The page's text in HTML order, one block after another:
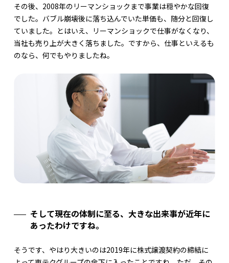
その後、2008年のリーマンショックまで事業は穏やかな回復
でした。バブル崩壊後に落ち込んでいた単価も、随分と回復し
ていました。とはいえ、リーマンショックで仕事がなくなり、
当社も売り上が大きく落ちました。ですから、仕事といえるも
のなら、何でもやりましたね。
そして現在の体制に至る、大きな出来事が近年に
あったわけですね。
そうです、やはり大きいのは2019年に株式譲渡契約の締結に